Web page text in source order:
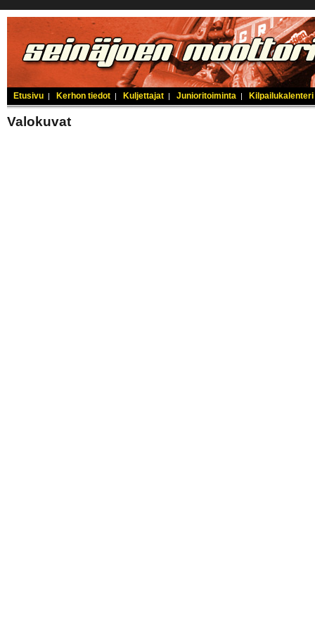
Etusivu | Kerhon tiedot | Kuljettajat | Junioritoiminta | Kilpailukalenteri
Valokuvat